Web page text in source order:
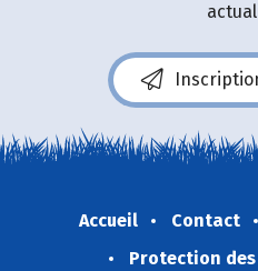
Accueil Contact
Protection